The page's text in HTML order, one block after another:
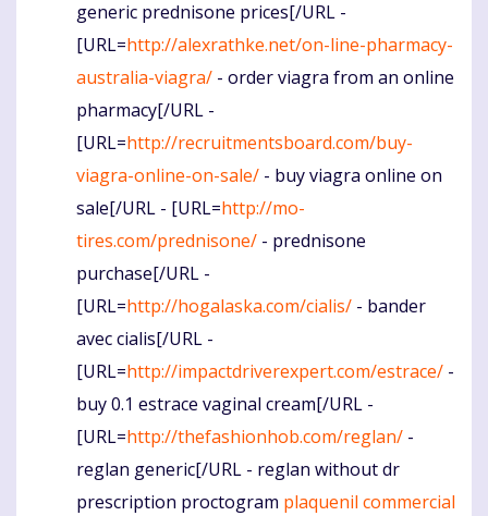
generic prednisone prices[/URL -
[URL=http://alexrathke.net/on-line-pharmacy-
australia-viagra/ - order viagra from an online
pharmacy[/URL -
[URL=http://recruitmentsboard.com/buy-
viagra-online-on-sale/ - buy viagra online on
sale[/URL - [URL=http://mo-
tires.com/prednisone/ - prednisone
purchase[/URL -
[URL=http://hogalaska.com/cialis/ - bander
avec cialis[/URL -
[URL=http://impactdriverexpert.com/estrace/ -
buy 0.1 estrace vaginal cream[/URL -
[URL=http://thefashionhob.com/reglan/ -
reglan generic[/URL - reglan without dr
prescription proctogram plaquenil commercial